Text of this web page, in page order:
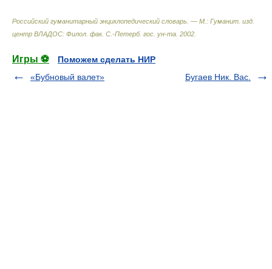
Российский гуманитарный энциклопедический словарь. — М.: Гуманит. изд.
центр ВЛАДОС: Филол. фак. С.-Петерб. гос. ун-та 2002
Игры ⚽
Поможем сделать НИР
«Бубновый валет»
Бугаев Ник. Вас.